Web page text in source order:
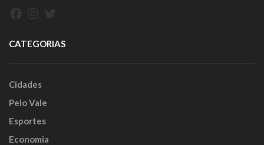
CATEGORIAS
Cidades
Pelo Vale
Esportes
Economia